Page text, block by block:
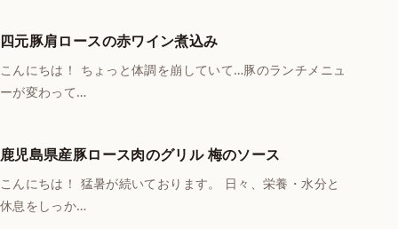
四元豚肩ロースの赤ワイン煮込み
こんにちは！ ちょっと体調を崩していて…豚のランチメニュ
ーが変わって…
鹿児島県産豚ロース肉のグリル 梅のソース
こんにちは！ 猛暑が続いております。 日々、栄養・水分と
休息をしっか…